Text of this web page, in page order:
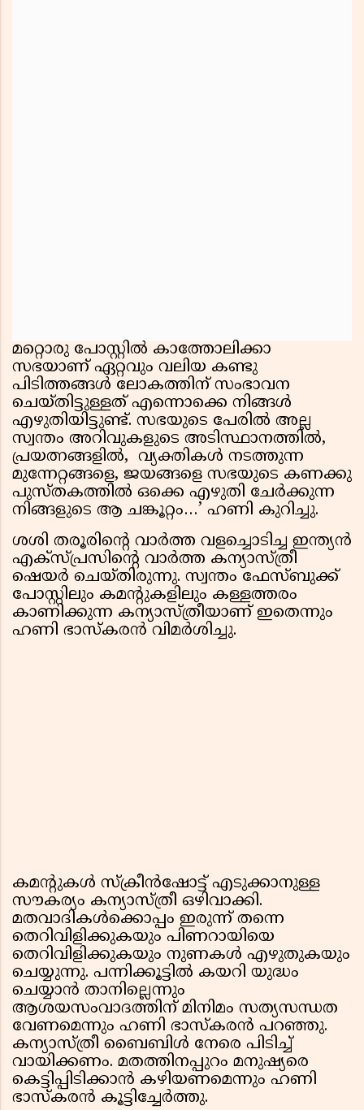
മറ്റൊരു പോസ്റ്റിൽ കാത്തോലിക്കാ
സഭയാണ് ഏറ്റവും വലിയ കണ്ടു
പിടിത്തങ്ങൾ ലോകത്തിന് സംഭാവന
ചെയ്തിട്ടുള്ളത് എന്നൊക്കെ നിങ്ങൾ
എഴുതിയിട്ടുണ്ട്. സഭയുടെ പേരിൽ അല്ല
സ്വന്തം അറിവുകളുടെ അടിസ്ഥാനത്തിൽ,
പ്രയത്നങ്ങളിൽ, വ്യക്തികൾ നടത്തുന്ന
മുന്നേറ്റങ്ങളെ, ജയങ്ങളെ സഭയുടെ കണക്കു
പുസ്തകത്തിൽ ഒക്കെ എഴുതി ചേർക്കുന്ന
നിങ്ങളുടെ ആ ചങ്കൂറ്റം…’ ഹണി കുറിച്ചു.
ശശി തരൂരിൻ്റെ വാർത്ത വളച്ചൊടിച്ച ഇന്ത്യൻ
എക്സ്പ്രസിൻ്റെ വാർത്ത കന്യാസ്ത്രീ
ഷെയർ ചെയ്തിരുന്നു. സ്വന്തം ഫേസ്ബുക്ക്
പോസ്റ്റിലും കമന്റുകളിലും കള്ളത്തരം
കാണിക്കുന്ന കന്യാസ്ത്രീയാണ് ഇതെന്നും
ഹണി ഭാസ്കരൻ വിമർശിച്ചു.
കമൻ്റുകൾ സ്ക്രീൻഷോട്ട് എടുക്കാനുള്ള
സൗകര്യം കന്യാസ്ത്രീ ഒഴിവാക്കി.
മതവാദികൾക്കൊപ്പം ഇരുന്ന് തന്നെ
തെറിവിളിക്കുകയും പിണറായിയെ
തെറിവിളിക്കുകയും നുണകൾ എഴുതുകയും
ചെയ്യുന്നു. പന്നിക്കൂട്ടിൽ കയറി യുദ്ധം
ചെയ്യാൻ താനില്ലെന്നും
ആശയസംവാദത്തിന് മിനിമം സത്യസന്ധത
വേണമെന്നും ഹണി ഭാസ്കരൻ പറഞ്ഞു.
കന്യാസ്ത്രീ ബൈബിൾ നേരെ പിടിച്ച്
വായിക്കണം. മതത്തിനപ്പുറം മനുഷ്യരെ
കെട്ടിപ്പിടിക്കാൻ കഴിയണമെന്നും ഹണി
ഭാസ്കരൻ കൂട്ടിച്ചേർത്തു.